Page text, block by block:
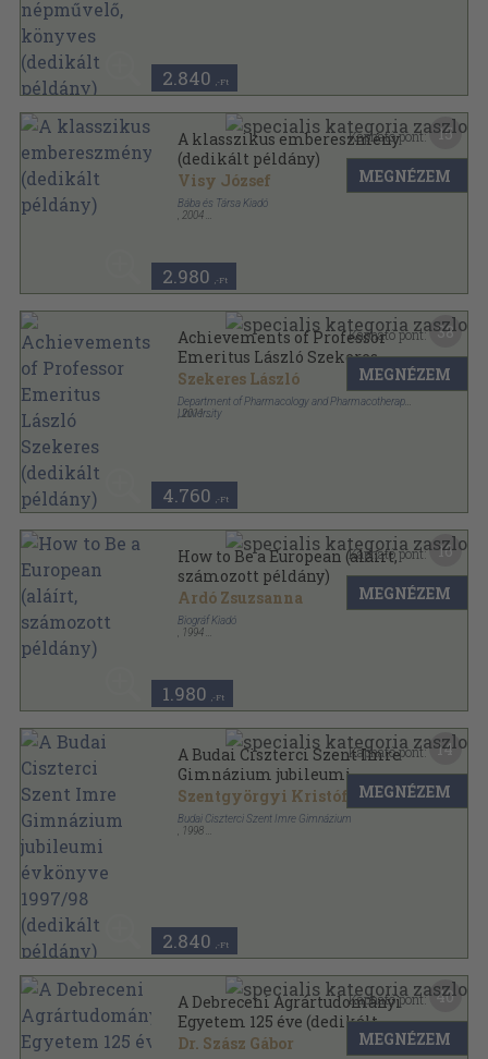
2.840 ,-Ft
A klasszikus embereszmény
(dedikált példány)
Visy József
Bába és Társa Kiadó
2004
2.980 ,-Ft
Kapható pont: 15
MEGNÉZEM
Achievements of Professor
Emeritus László Szekeres
(dedikált példány)
Szekeres László
Department of Pharmacology and Pharmacotherapy
University
,2011
4.760 ,-Ft
Kapható pont: 38
MEGNÉZEM
How to Be a European (aláírt,
számozott példány)
Ardó Zsuzsanna
Biográf Kiadó
1994
1.980 ,-Ft
Kapható pont: 16
MEGNÉZEM
A Budai Ciszterci Szent Imre
Gimnázium jubileumi
évkönyve 1997/98 (dedikált
példány)
Szentgyörgyi Kristóf
Budai Ciszterci Szent Imre Gimnázium
1998
2.840 ,-Ft
Kapható pont: 14
MEGNÉZEM
A Debreceni Agrártudományi
Egyetem 125 éve (dedikált
példány)
Dr. Szász Gábor
Kapható pont: 40
MEGNÉZEM